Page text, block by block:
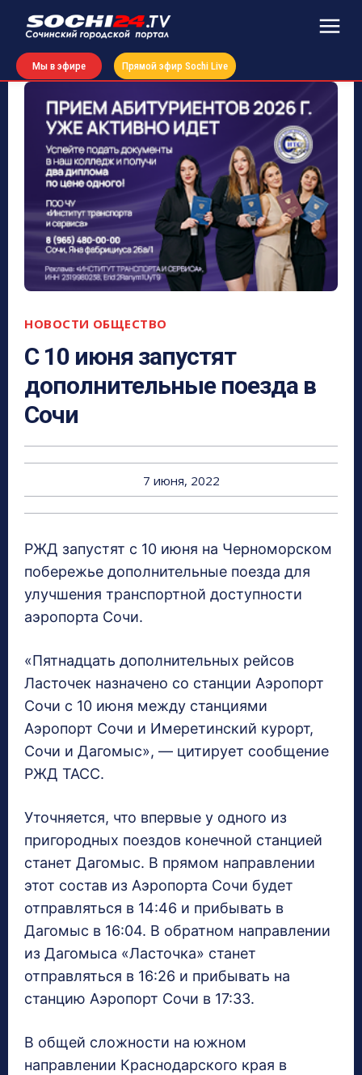
Мы в эфире Прямой эфир Sochi Live
НОВОСТИ ОБЩЕСТВО
С 10 июня запустят
дополнительные поезда в
Сочи
7 июня, 2022
РЖД запустят с 10 июня на Черноморском
побережье дополнительные поезда для
улучшения транспортной доступности
аэропорта Сочи.
«Пятнадцать дополнительных рейсов
Ласточек назначено со станции Аэропорт
Сочи с 10 июня между станциями
Аэропорт Сочи и Имеретинский курорт,
Сочи и Дагомыс», — цитирует сообщение
РЖД ТАСС.
Уточняется, что впервые у одного из
пригородных поездов конечной станцией
станет Дагомыс. В прямом направлении
этот состав из Аэропорта Сочи будет
отправляться в 14:46 и прибывать в
Дагомыс в 16:04. В обратном направлении
из Дагомыса «Ласточка» станет
отправляться в 16:26 и прибывать на
станцию Аэропорт Сочи в 17:33.
В общей сложности на южном
направлении Краснодарского края в